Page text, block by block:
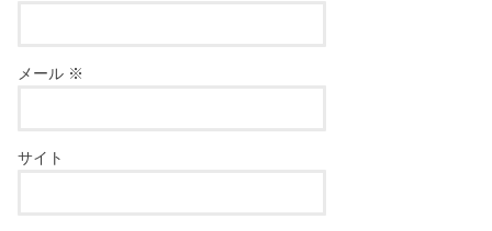
メール ※
サイト